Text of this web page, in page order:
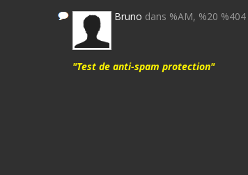
Bruno dans %AM, %20
"Test de anti-spam protection"